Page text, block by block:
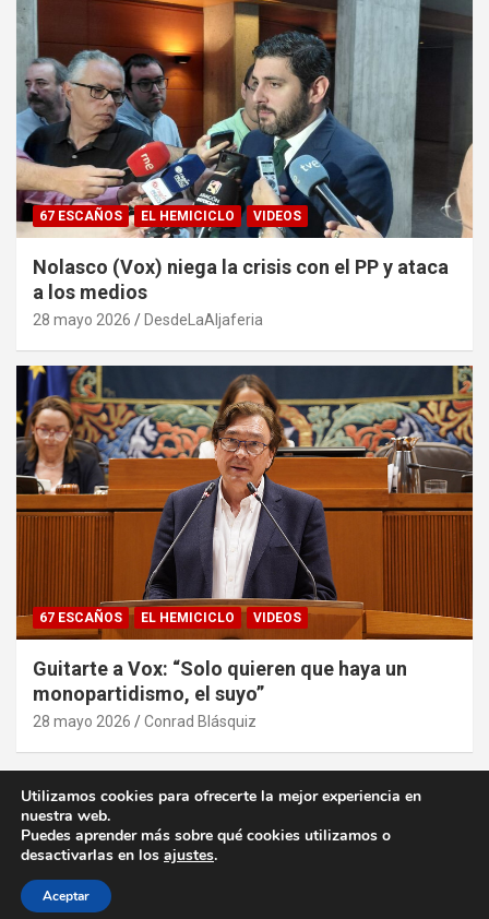
67 ESCAÑOS EL HEMICICLO VIDEOS
Nolasco (Vox) niega la crisis con el PP y ataca
a los medios
28 mayo 2026 DesdeLaAljaferia
67 ESCAÑOS EL HEMICICLO VIDEOS
Guitarte a Vox: “Solo quieren que haya un
monopartidismo, el suyo”
28 mayo 2026 Conrad Blásquiz
desde la Aljafería
Tema por:
Theme Horse
Utilizamos cookies para ofrecerte la mejor experiencia en
nuestra web.
Puedes aprender más sobre qué cookies utilizamos o
desactivarlas en los ajustes.
Aceptar